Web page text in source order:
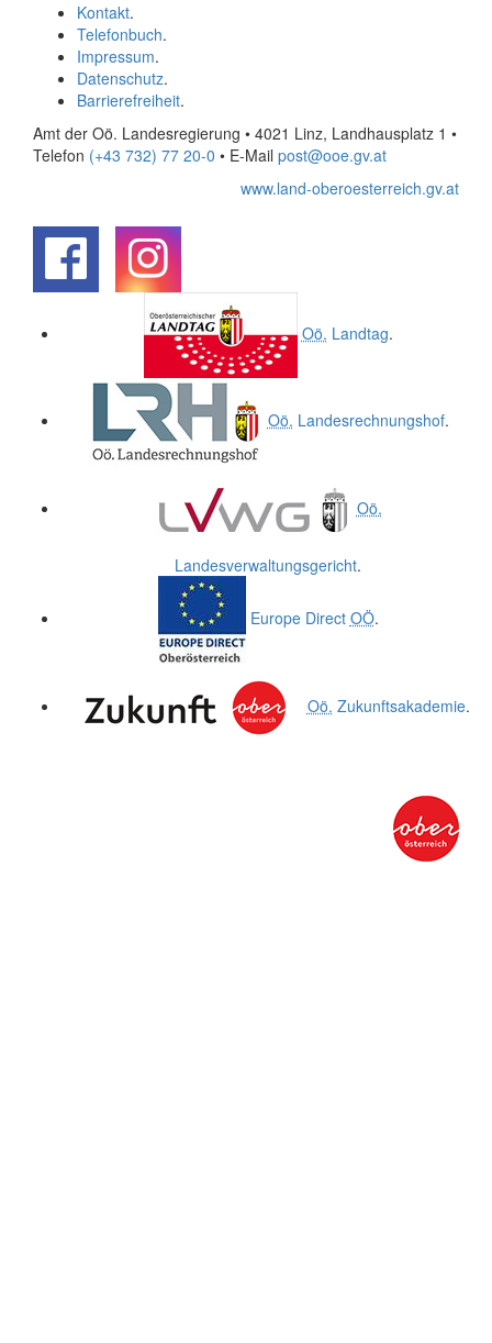
Kontakt.
Telefonbuch.
Impressum.
Datenschutz.
Barrierefreiheit.
Amt der Oö. Landesregierung • 4021 Linz, Landhausplatz 1 •
Telefon (+43 732) 77 20-0 • E-Mail post@ooe.gv.at
www.land-oberoesterreich.gv.at
Oö. Landtag.
Oö. Landesrechnungshof.
Oö.
Landesverwaltungsgericht.
Europe Direct OÖ.
Oö. Zukunftsakademie.